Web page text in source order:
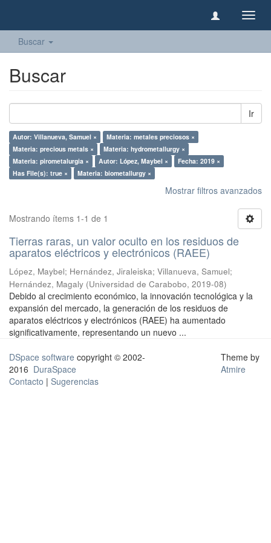
Buscar
Buscar
Ir
Autor: Villanueva, Samuel ×
Materia: metales preciosos ×
Materia: precious metals ×
Materia: hydrometallurgy ×
Materia: pirometalurgia ×
Autor: López, Maybel ×
Fecha: 2019 ×
Has File(s): true ×
Materia: biometallurgy ×
Mostrar filtros avanzados
Mostrando ítems 1-1 de 1
Tierras raras, un valor oculto en los residuos de
aparatos eléctricos y electrónicos (RAEE)
López, Maybel; Hernández, Jiraleiska; Villanueva, Samuel;
Hernández, Magaly (Universidad de Carabobo, 2019-08)
Debido al crecimiento económico, la innovación tecnológica y la
expansión del mercado, la generación de los residuos de
aparatos eléctricos y electrónicos (RAEE) ha aumentado
significativamente, representando un nuevo ...
DSpace software copyright © 2002-
2016 DuraSpace
Contacto | Sugerencias
Theme by
Atmire